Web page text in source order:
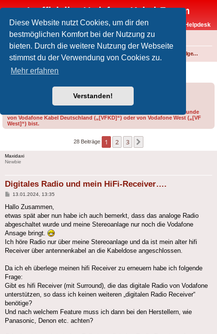
Diese Website nutzt Cookies, um dir den
bestmöglichen Komfort bei der Nutzung zu
bieten. Durch die weitere Nutzung der Webseite
stimmst du der Verwendung von Cookies zu.
Mehr erfahren
Verstanden!
Inoffizielles Vodafone-Kabel-Forum
Vodafone-Kabel-Helpdesk
FAQ
Foren-Übersicht Technik allgemein
Digitales Radio und mein HiFi-Receiver….
Bitte gib bei der Erstellung eines Threads im Feld „Präfix“ an, ob du Kunde
von Vodafone Kabel Deutschland („[VFKD]“) oder von Vodafone West („[VF
West]“) bist.
28 Beiträge 1 2 3
Maxidaxi
Newbie
Digitales Radio und mein HiFi-Receiver….
Beitrag
13.01.2024, 13:35
Hallo Zusammen,
etwas spät aber nun habe ich auch bemerkt, dass das analoge Radio
abgeschaltet wurde und meine Stereoanlage nur noch die Vodafone
Ansage bringt.
Ich höre Radio nur über meine Stereoanlage und da ist mein alter hifi
Receiver über antennenkabel an die Kabeldose angeschlossen.
Da ich eh überlege meinen hifi Receiver zu erneuern habe ich folgende
Frage:
Gibt es hifi Receiver (mit Surround), die das digitale Radio von Vodafone
unterstützen, so dass ich keinen weiteren „digitalen Radio Receiver“
benötige?
Und nach welchem Feature muss ich dann bei den Herstellern, wie
Panasonic, Denon etc. achten?